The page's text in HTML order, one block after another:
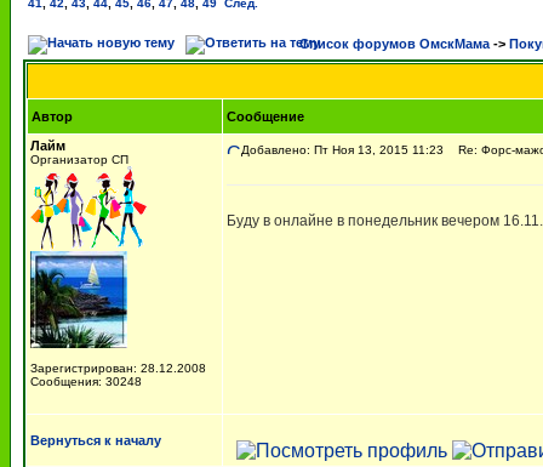
41
42 43 44 45 46 47 48 49 След.
Список форумов ОмскМама ->
Автор
Сообщение
Лайм
Организатор СП
Зарегистрирован: 28.12.2008
Сообщения: 30248
Добавлено: Пт Ноя 13, 2015 11:23 Re: Форс-
Буду в онлайне в понедельник вечером
Вернуться к началу